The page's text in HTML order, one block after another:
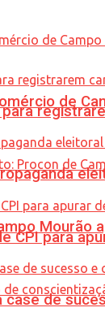
de
CPI para
case de